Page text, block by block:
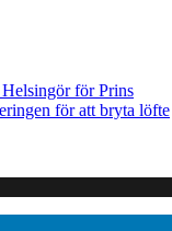
för Prins
för att bryta löfte